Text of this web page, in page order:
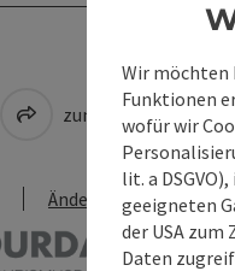
zum Merkzettel
Änderung vorschlagen
Wir möchten
Funktionen
wofür wir
lit. a
geeigneten
der USA
Daten